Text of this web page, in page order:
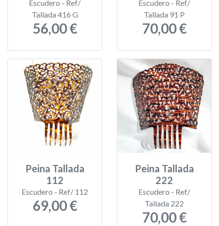
Escudero - Ref/
Tallada 416 G
56,00 €
Escudero - Ref/
Tallada 91 P
70,00 €
Peina Tallada
112
Escudero - Ref/ 112
69,00 €
Peina Tallada
222
Escudero - Ref/
Tallada 222
70,00 €